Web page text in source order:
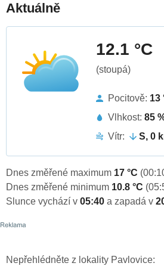
Aktuálně
12.1 °C
(stoupá)
Pocitově: 13
Vlhkost: 85
Vítr:
S, 0
Dnes změřené maximum 17 °C
Dnes změřené minimum 10.8 °C
Slunce vychází v 05:40 a zapadá v
Nepřehlédněte z lokality Pavlovice: